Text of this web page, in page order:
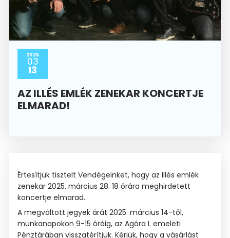
2025
03
13
AZ ILLÉS EMLÉK ZENEKAR KONCERTJE
ELMARAD!
Értesítjük tisztelt Vendégeinket, hogy az Illés emlék
zenekar 2025. március 28. 18 órára meghirdetett
koncertje elmarad.
A megváltott jegyek árát 2025. március 14-től,
munkanapokon 9-15 óráig, az Agóra I. emeleti
Pénztárában visszatérítjük. Kérjük, hogy a vásárlást